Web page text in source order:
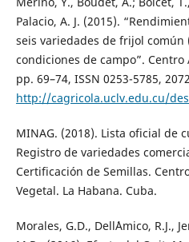
Palacio, A. J. (2015).
seis variedades de frijol común
condiciones de campo”. Centro
pp. 69–74, ISSN 0253-5785,
http://cagricola.uclv.edu.cu/
MINAG. (2018). Lista oficial de
Registro de variedades
Certificación de Semillas.
Vegetal. La Habana. Cuba.
Morales, G.D., Dell´Amico, R.J.,